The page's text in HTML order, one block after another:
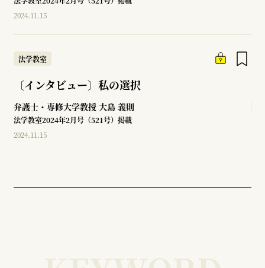
2024.11.15
法学教室
〔インタビュー〕私の選択
弁護士・専修大学教授 大島 義則
法学教室2024年2月号（521号）掲載
2024.11.15